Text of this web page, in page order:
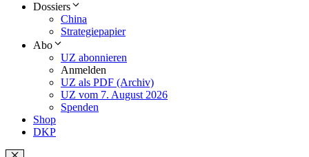
Dossiers
China
Strategiepapier
Abo
UZ abonnieren
Anmelden
UZ als PDF (Archiv)
UZ vom 7. August 2026
Spenden
Shop
DKP